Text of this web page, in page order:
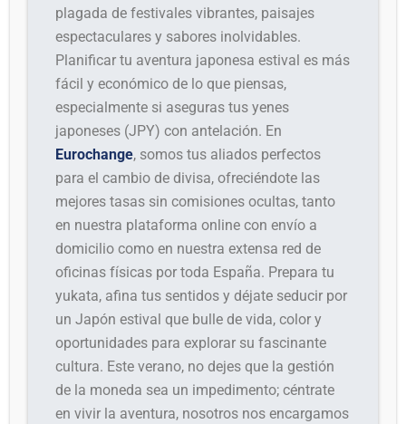
plagada de festivales vibrantes, paisajes
espectaculares y sabores inolvidables.
Planificar tu aventura japonesa estival es más
fácil y económico de lo que piensas,
especialmente si aseguras tus yenes
japoneses (JPY) con antelación. En
Eurochange, somos tus aliados perfectos
para el cambio de divisa, ofreciéndote las
mejores tasas sin comisiones ocultas, tanto
en nuestra plataforma online con envío a
domicilio como en nuestra extensa red de
oficinas físicas por toda España. Prepara tu
yukata, afina tus sentidos y déjate seducir por
un Japón estival que bulle de vida, color y
oportunidades para explorar su fascinante
cultura. Este verano, no dejes que la gestión
de la moneda sea un impedimento; céntrate
en vivir la aventura, nosotros nos encargamos